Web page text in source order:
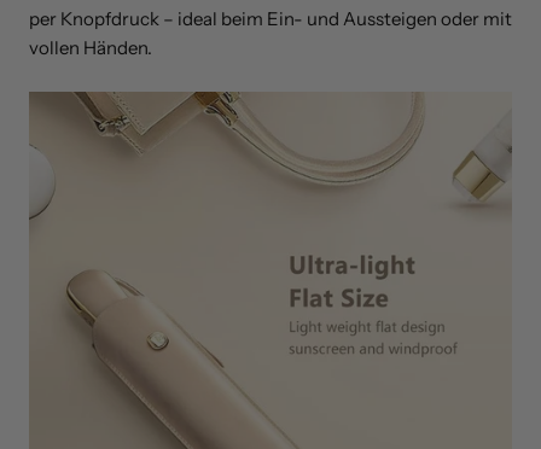
per Knopfdruck – ideal beim Ein- und Aussteigen oder mit
vollen Händen.